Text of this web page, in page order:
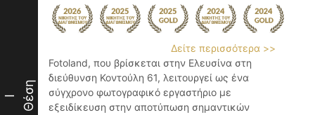
I Θέση
Δείτε περισσότερα >>
Fotoland, που βρίσκεται στην Ελευσίνα στη
διεύθυνση Κοντούλη 61, λειτουργεί ως ένα
σύγχρονο φωτογραφικό εργαστήριο με
εξειδίκευση στην αποτύπωση σημαντικών